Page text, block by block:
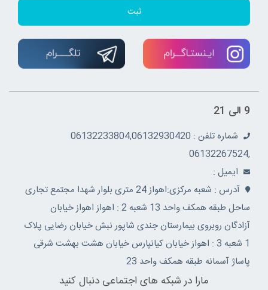
ثبت
9 الی 21
شماره تلفن : 06132233804,06132930420
,06132267524
ايميل :
آدرس : شعبه مرکزی:اهواز 24 متری بلوار شهدا مجتمع تجاری
ساحل طبقه همکف واحد 13 شعبه 2 : اهواز اهواز خیابان
آزادگان روبروی بیمارستان جندی شاپور نبش خیابان رضایی پلاک
1 شعبه 3 : اهواز خیابان کیانپارس خیابان هشت بهشت شرقی
پاساژ آسمانه طبقه همکف واحد 23
مارا در شبکه های اجتماعی دنبال کنید